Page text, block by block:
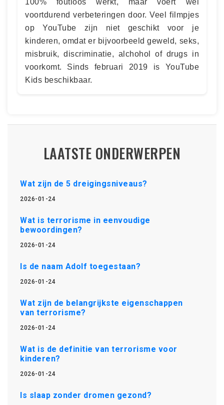
100% foutloos werkt, maar voert wel
voortdurend verbeteringen door. Veel filmpjes
op YouTube zijn niet geschikt voor je
kinderen, omdat er bijvoorbeeld geweld, seks,
misbruik, discriminatie, alchohol of drugs in
voorkomt. Sinds februari 2019 is YouTube
Kids beschikbaar.
LAATSTE ONDERWERPEN
Wat zijn de 5 dreigingsniveaus?
2026-01-24
Wat is terrorisme in eenvoudige
bewoordingen?
2026-01-24
Is de naam Adolf toegestaan?
2026-01-24
Wat zijn de belangrijkste eigenschappen
van terrorisme?
2026-01-24
Wat is de definitie van terrorisme voor
kinderen?
2026-01-24
Is slaap zonder dromen gezond?